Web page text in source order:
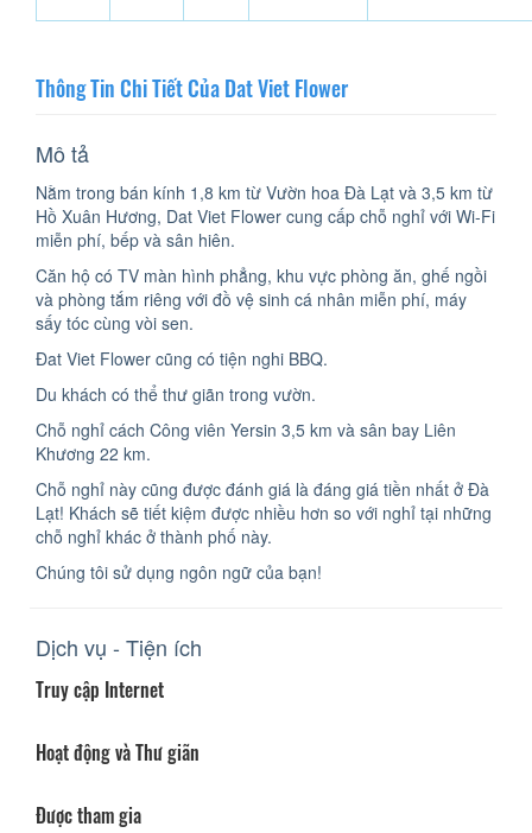
Thông Tin Chi Tiết Của Dat Viet Flower
Mô tả
Nằm trong bán kính 1,8 km từ Vườn hoa Đà Lạt và 3,5 km từ
Hồ Xuân Hương, Dat Viet Flower cung cấp chỗ nghỉ với Wi-Fi
miễn phí, bếp và sân hiên.
Căn hộ có TV màn hình phẳng, khu vực phòng ăn, ghế ngồi
và phòng tắm riêng với đồ vệ sinh cá nhân miễn phí, máy
sấy tóc cùng vòi sen.
Đat Viet Flower cũng có tiện nghi BBQ.
Du khách có thể thư giãn trong vườn.
Chỗ nghỉ cách Công viên Yersin 3,5 km và sân bay Liên
Khương 22 km.
Chỗ nghỉ này cũng được đánh giá là đáng giá tiền nhất ở Đà
Lạt! Khách sẽ tiết kiệm được nhiều hơn so với nghỉ tại những
chỗ nghỉ khác ở thành phố này.
Chúng tôi sử dụng ngôn ngữ của bạn!
Dịch vụ - Tiện ích
Truy cập Internet
Hoạt động và Thư giãn
Được tham gia